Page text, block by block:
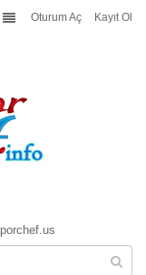
Oturum Aç Kayıt Ol